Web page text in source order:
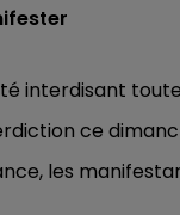
interdisant
ce
les